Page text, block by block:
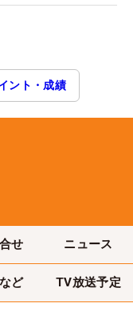
ント・成績
せ ニュース
ど TV放送予定